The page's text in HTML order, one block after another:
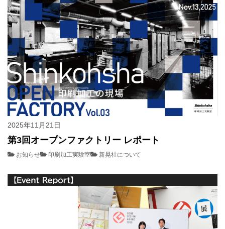
2025年11月21日
第3回オープンファクトリー レポート
お知らせ 印刷加工実験室 新晃社について